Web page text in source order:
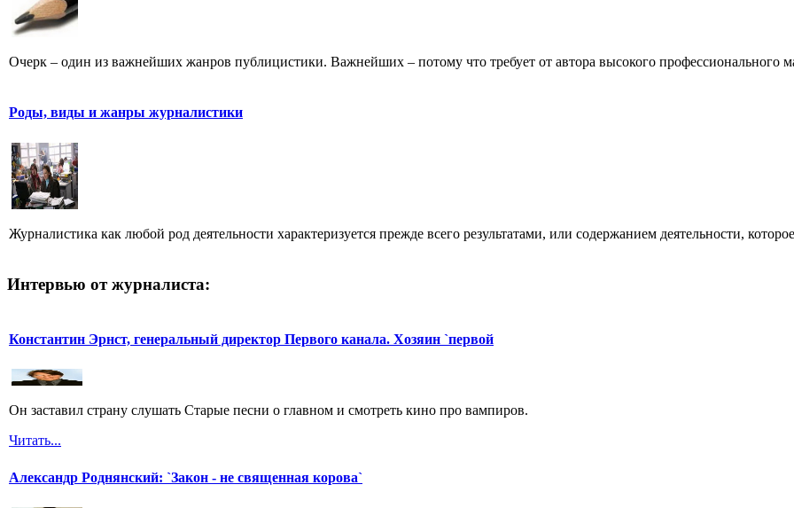
Очерк – один из важнейших жанров публицистики. Важнейших – потому что требует от автора высокого профессионального
Роды, виды и жанры журналистики
Журналистика как любой род деятельности характеризуется прежде всего результатами, или содержанием деятельности,
Интервью от журналиста:
Константин Эрнст, генеральный директор Первого канала. Хозяин `первой
Он заставил страну слушать Старые песни о главном и смотреть кино про вампиров.
Читать...
Александр Роднянский: `Закон - не священная корова`